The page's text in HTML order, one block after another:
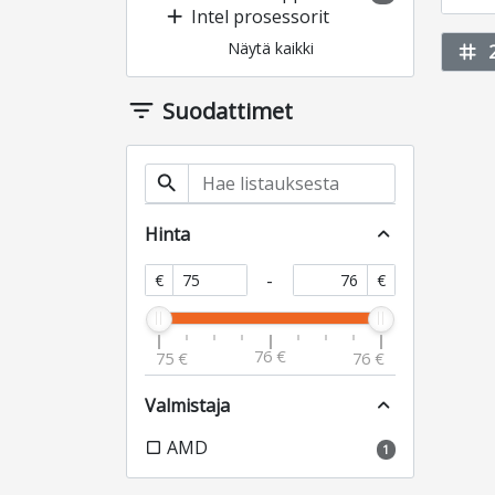
add Intel prosessorit
Näytä kaikki
filter_list Suodattimet
search
Hinta expand_less
€ - €
75 € 76 € 76 €
Valmistaja expand_less
check_box_outline_blank AMD 1
tag